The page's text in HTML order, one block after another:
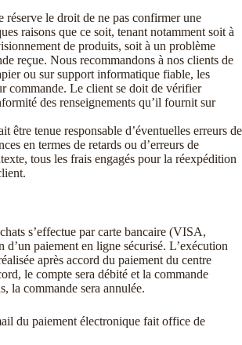
réserve le droit de ne pas confirmer une
raisons que ce soit, tenant notamment soit à
de produits, soit à un problème
reçue. Nous recommandons à nos clients de
ou sur support informatique fiable, les
commande. Le client se doit de vérifier
des renseignements qu’il fournit sur
être tenue responsable d’éventuelles erreurs de
en termes de retards ou d’erreurs de
tous les frais engagés pour la réexpédition
s’effectue par carte bancaire (VISA,
d’un paiement en ligne sécurisé. L’exécution
après accord du paiement du centre
le compte sera débité et la commande
la commande sera annulée.
du paiement électronique fait office de